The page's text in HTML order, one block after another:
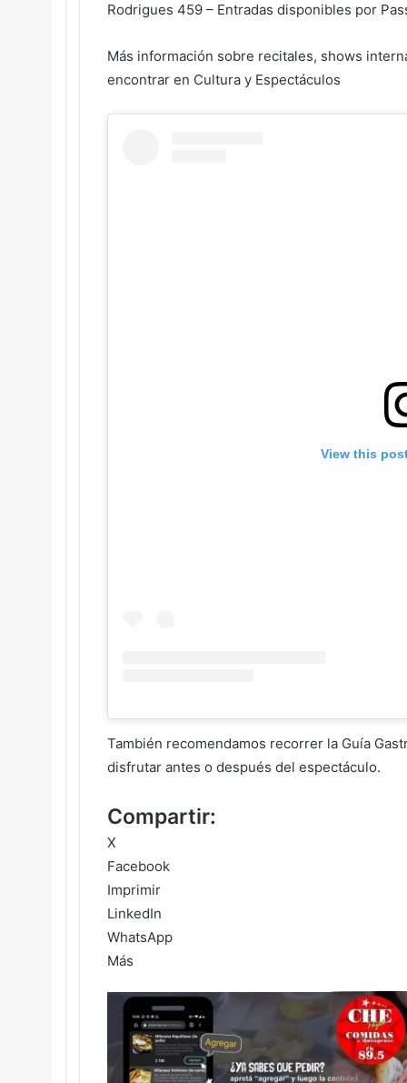
Rodrigues 459 – Entradas disponibles por
Más información sobre recitales, shows
encontrar en Cultura y Espectáculos
View this
También recomendamos recorrer la Guía
disfrutar antes o después del espectáculo.
Compartir:
X
Facebook
Imprimir
LinkedIn
WhatsApp
Más